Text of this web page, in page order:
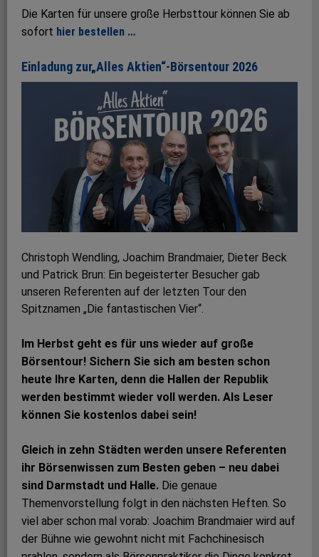
Die Karten für unsere große Herbsttour können Sie ab
sofort hier bestellen …
Einladung zur„Alles Aktien“-Börsentour 2026
Christoph Wendling, Joachim Brand­maier, Dieter Beck
und Patrick Brun: Ein begeisterter Besucher gab
unseren Referenten auf der letzten Tour den
Spitznamen „Die fantastischen Vier“.
Im Herbst geht es für uns wieder auf große
Börsentour! Sichern Sie sich am besten schon
heute Ihre Karten, denn die Hallen der Republik
werden bestimmt wieder voll werden. Als Leser
können Sie kostenlos dabei sein!
Gleich in zehn Städten werden unsere Referenten
ihr Börsenwissen zum Besten geben – neu dabei
sind Darmstadt und Halle. Die genaue
Themenvorstellung folgt in den nächsten Heften. So
viel aber schon mal vorab: Joachim Brandmaier wird auf
der Bühne wie gewohnt nicht mit Fach­chinesisch